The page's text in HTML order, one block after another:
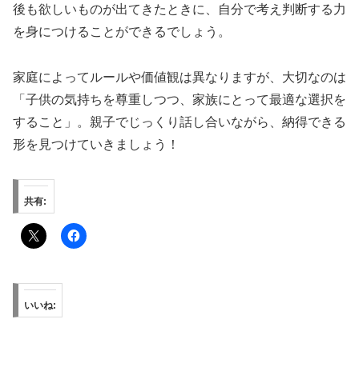
後も欲しいものが出てきたときに、自分で考え判断する力
を身につけることができるでしょう。
家庭によってルールや価値観は異なりますが、大切なのは
「子供の気持ちを尊重しつつ、家族にとって最適な選択を
すること」。親子でじっくり話し合いながら、納得できる
形を見つけていきましょう！
共有:
いいね: